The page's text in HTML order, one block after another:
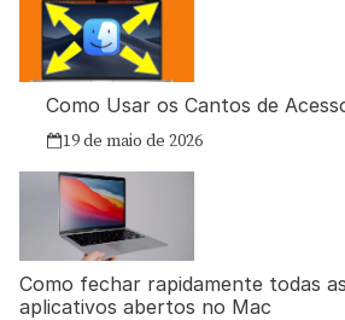
Como Usar os Cantos de
19 de maio de 2026
Como fechar rapidamente todas
aplicativos abertos no Mac